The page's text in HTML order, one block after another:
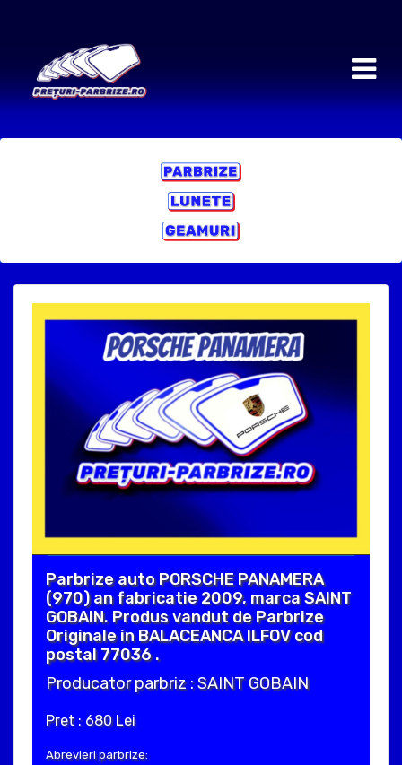
Parbrize auto PORSCHE PANAMERA
(970) an fabricatie 2009, marca SAINT
GOBAIN. Produs vandut de Parbrize
Originale in BALACEANCA ILFOV cod
postal 77036 .
Producator parbriz : SAINT GOBAIN
Pret : 680 Lei
Abrevieri parbrize: